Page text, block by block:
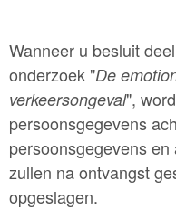
Wanneer u besluit
onderzoek "De
verkeersongeval",
persoonsgegevens
persoonsgegevens
zullen na ontvangst
opgeslagen.